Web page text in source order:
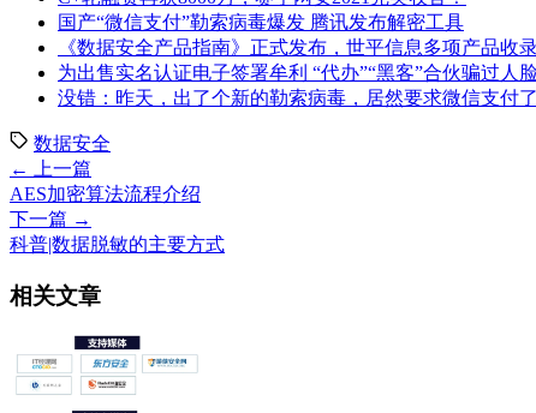
国产“微信支付”勒索病毒爆发 腾讯发布解密工具
《数据安全产品指南》正式发布，世平信息多项产品收
为出售实名认证电子签署牟利 “代办”“黑客”合伙骗过人
没错：昨天，出了个新的勒索病毒，居然要求微信支付了
数据安全
← 上一篇
AES加密算法流程介绍
下一篇 →
科普|数据脱敏的主要方式
相关文章